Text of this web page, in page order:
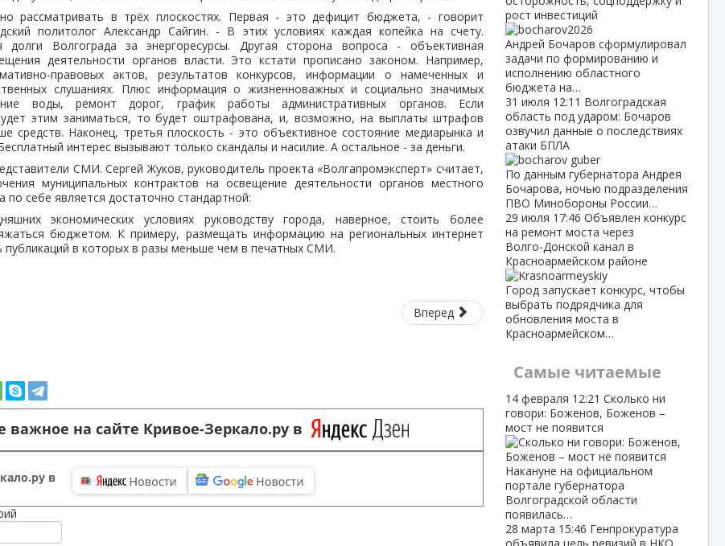
рассматривать в трёх плоскостях. Первая - это дефицит бюджета, - говорит
политолог Александр Сайгин. - В этих условиях каждая копейка на счету.
долги Волгограда за энергоресурсы. Другая сторона вопроса - объективная
деятельности органов власти. Это кстати прописано законом. Например,
правовых актов, результатов конкурсов, информации о намеченных и
слушаниях. Плюс информация о жизненноважных и социально значимых
воды, ремонт дорог, график работы административных органов. Если
этим заниматься, то будет оштрафована, и, возможно, на выплаты штрафов
средств. Наконец, третья плоскость - это объективное состояние медиарынка и
интерес вызывают только скандалы и насилие. А остальное - за деньги.
СМИ. Сергей Жуков, руководитель проекта «Волгапромэксперт» считает,
муниципальных контрактов на освещение деятельности органов местного
по себе является достаточно стандартной:
экономических условиях руководству города, наверное, стоить более
бюджетом. К примеру, размещать информацию на региональных интернет
публикаций в которых в разы меньше чем в печатных СМИ.
Вперед
важное на сайте Кривое-Зеркало.ру в
в
рост инвестиций
Андрей Бочаров сформулировал
задачи по формированию и
исполнению областного
бюджета на…
31 июля 12:11 Волгоградская
область под ударом: Бочаров
озвучил данные о последствиях
атаки БПЛА
По данным губернатора Андрея
Бочарова, ночью подразделения
ПВО Минобороны России…
29 июля 17:46 Объявлен конкурс
на ремонт моста через
Волго‑Донской канал в
Красноармейском районе
Город запускает конкурс, чтобы
выбрать подрядчика для
обновления моста в
Красноармейском…
Самые читаемые
14 февраля 12:21 Сколько ни
говори: Боженов, Боженов –
мост не появится
Накануне на официальном
портале губернатора
Волгоградской области
появилась…
28 марта 15:46 Генпрокуратура